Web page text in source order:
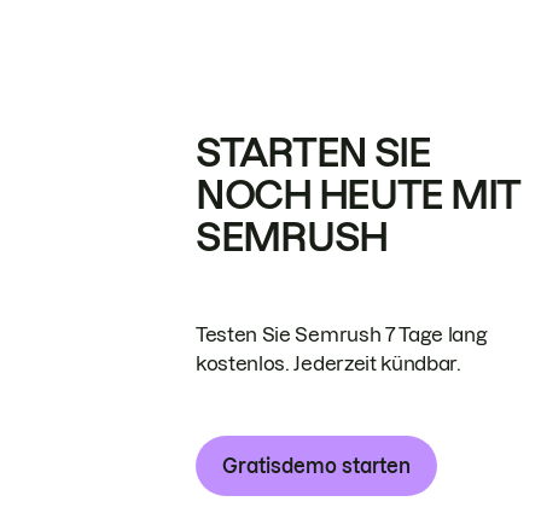
STARTEN SIE
NOCH HEUTE MIT
SEMRUSH
Testen Sie Semrush 7 Tage lang
kostenlos. Jederzeit kündbar.
Gratisdemo starten